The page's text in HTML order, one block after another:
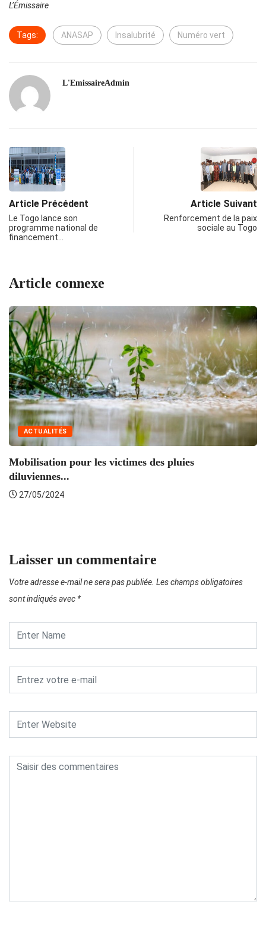
L’Émissaire
Tags: ANASAP Insalubrité Numéro vert
L'EmissaireAdmin
Article Précédent
Le Togo lance son
programme national de
financement…
Article Suivant
Renforcement de la paix
sociale au Togo
Article connexe
ACTUALITÉS
Mobilisation pour les victimes des pluies
diluviennes...
27/05/2024
Laisser un commentaire
Votre adresse e-mail ne sera pas publiée. Les champs obligatoires
sont indiqués avec *